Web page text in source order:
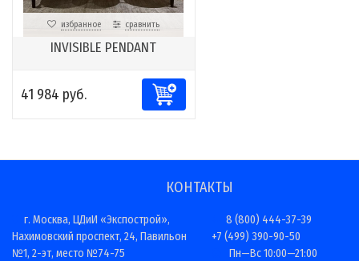
избранное сравнить
INVISIBLE PENDANT
41 984 руб.
КОНТАКТЫ
г. Москва, ЦДиИ «Экспострой»,
Нахимовский проспект, 24, Павильон
№1, 2-эт, место №74-75
8 (800) 444-37-39
+7 (499) 390-90-50
Пн—Вс 10:00—21:00